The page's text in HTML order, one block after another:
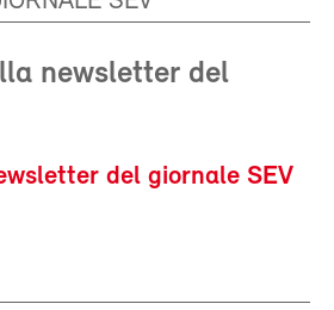
newsletter del
del giornale SEV